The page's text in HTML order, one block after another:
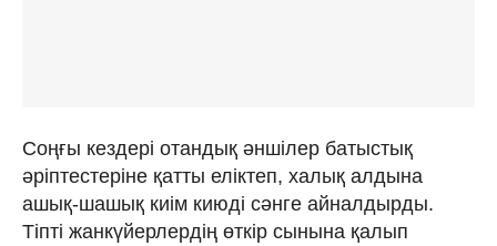
Соңғы кездері отандық әншілер батыстық
әріптестеріне қатты еліктеп, халық алдына
ашық-шашық киім киюді сәнге айналдырды.
Тіпті жанкүйерлердің өткір сынына қалып